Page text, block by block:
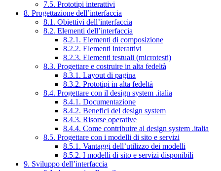
7.5. Prototipi interattivi
8. Progettazione dell’interfaccia
8.1. Obiettivi dell’interfaccia
8.2. Elementi dell’interfaccia
8.2.1. Elementi di composizione
8.2.2. Elementi interattivi
8.2.3. Elementi testuali (microtesti)
8.3. Progettare e costruire in alta fedeltà
8.3.1. Layout di pagina
8.3.2. Prototipi in alta fedeltà
8.4. Progettare con il design system .italia
8.4.1. Documentazione
8.4.2. Benefici del design system
8.4.3. Risorse operative
8.4.4. Come contribuire al design system .italia
8.5. Progettare con i modelli di sito e servizi
8.5.1. Vantaggi dell’utilizzo dei modelli
8.5.2. I modelli di sito e servizi disponibili
9. Sviluppo dell’interfaccia